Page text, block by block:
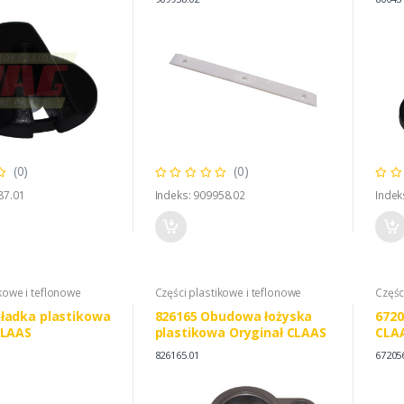
(0) (0)
Indeks: 909958.02
i teflonowe
plastikowa
Części plastikowe i teflonowe
826165 Obudowa łożyska
plastikowa Oryginał CLAAS
826165.01